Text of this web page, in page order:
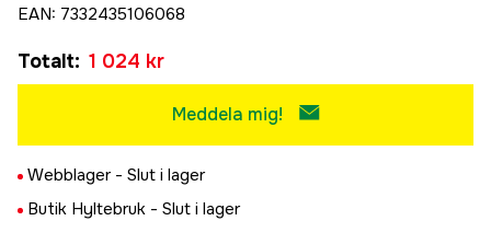
EAN: 7332435106068
Totalt: 1 024 kr
Meddela mig!
Webblager - Slut i lager
Butik Hyltebruk - Slut i lager